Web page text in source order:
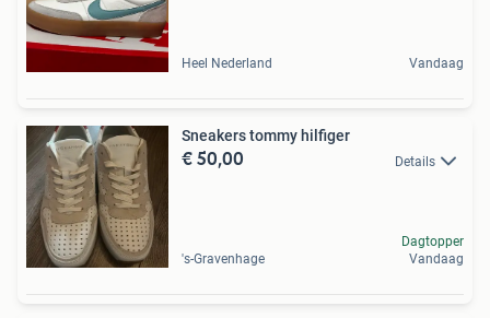
Heel Nederland Vandaag
Sneakers tommy hilfiger
€ 50,00 Details
's-Gravenhage
Dagtopper
Vandaag